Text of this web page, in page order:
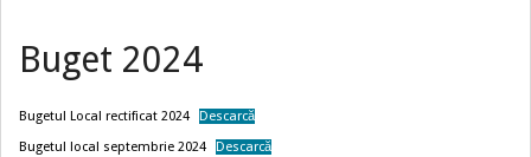
Buget 2024
Bugetul Local rectificat 2024
Descarcă
Bugetul local septembrie 2024
Descarcă